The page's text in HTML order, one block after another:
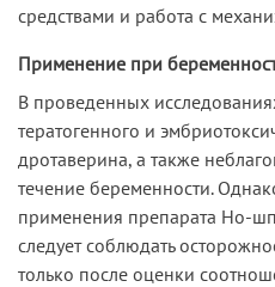
средствами и работа с
Применение при
В проведенных
тератогенного и
дротаверина, а также
течение беременности.
применения препарата Но-
следует соблюдать
только после оценки